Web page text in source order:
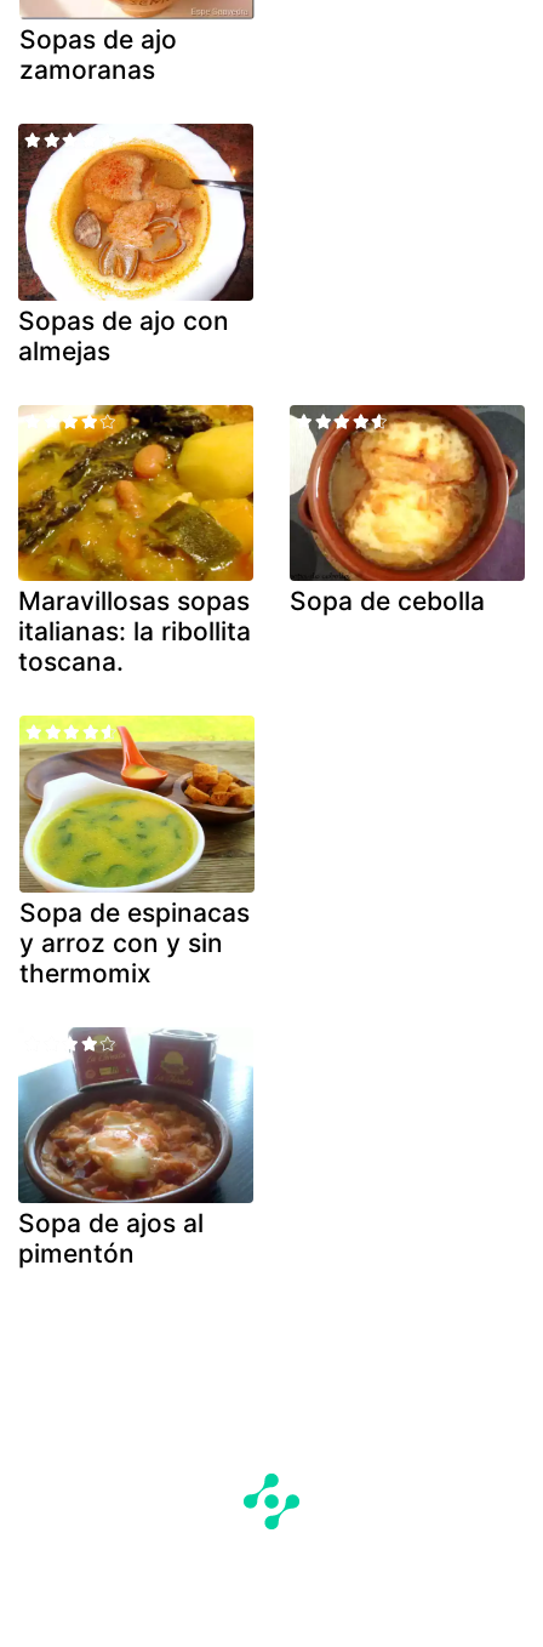
Sopas de ajo
zamoranas
Sopas de ajo con
almejas
Maravillosas sopas
italianas: la ribollita
toscana.
Sopa de cebolla
Sopa de espinacas
y arroz con y sin
thermomix
Sopa de ajos al
pimentón